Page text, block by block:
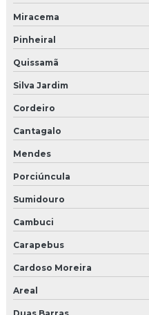
Moldura de isopor onde
Moldura isopor porta
Moldura de isopor para
Moldura de isopor preço
Moldura de isopor revestida
Moldura em isopor com
Moldura de isopor a venda
Moldura para muro
Moldura para parede externa
Moldura pingadeira
Miracema
Pinheiral
Quissamã
Silva Jardim
Cordeiro
Cantagalo
Mendes
Porciúncula
Sumidouro
Cambuci
Carapebus
Cardoso Moreira
Areal